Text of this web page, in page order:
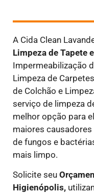
A Cida Clean
Limpeza de Tapete
Impermeabilização
Limpeza de
de Colchão e
serviço de limpeza
melhor opção para
maiores
de fungos e
mais limpo.
Solicite seu
Higienópolis,